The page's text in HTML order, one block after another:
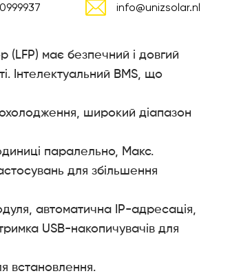
info@unizsolar.nl
(LFP) має безпечний і довгий
Інтелектуальний BMS, що
широкий діапазон
паралельно, Макс.
для збільшення
автоматична IP-адресація,
USB-накопичувачів для
встановлення.